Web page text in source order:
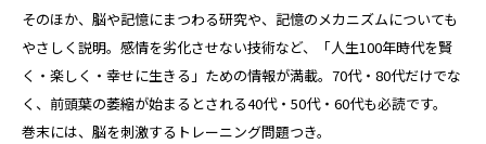
そのほか、脳や記憶にまつわる研究や、記憶のメカニズムについても
やさしく説明。感情を劣化させない技術など、「人生100年時代を賢
く・楽しく・幸せに生きる」ための情報が満載。70代・80代だけでな
く、前頭葉の萎縮が始まるとされる40代・50代・60代も必読です。
巻末には、脳を刺激するトレーニング問題つき。